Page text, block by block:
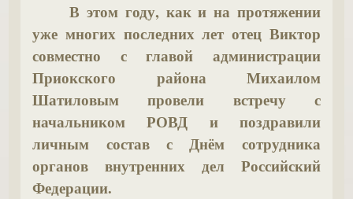
В этом году, как и на протяжении
уже многих последних лет отец Виктор
совместно с главой администрации
Приокского района Михаилом
Шатиловым провели встречу с
начальником РОВД и поздравили
личным состав с Днём сотрудника
органов внутренних дел Российский
Федерации.